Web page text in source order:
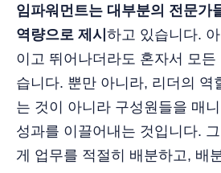
임파워먼트는 대부분의 전문가
역량으로 제시 하고 있습니다.
이고 뛰어나더라도 혼자서 모든
습니다. 뿐만 아니라, 리더의 역
는 것이 아니라 구성원들을 매
성과를 이끌어내는 것입니다.
게 업무를 적절히 배분하고, 배